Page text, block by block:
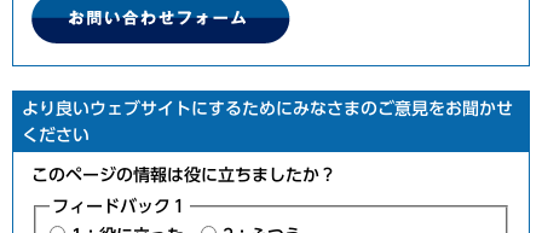
より良いウェブサイトにするためにみなさまのご意見をお聞かせ
ください
このページの情報は役に立ちましたか？
フィードバック１